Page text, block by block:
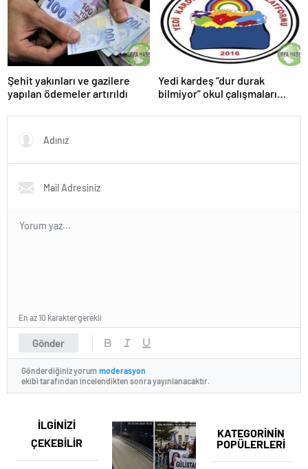
Şehit yakınları ve gazilere
yapılan ödemeler artırıldı
Yedi kardeş “dur durak
bilmiyor” okul çalışmaları
Gönder
En az 10 karakter gerekli
Gönderdiğiniz yorum moderasyon
ekibi tarafından incelendikten sonra yayınlanacaktır.
KATEGORİNİN
POPÜLERLERİ
İLGİNİZİ
ÇEKEBİLİR